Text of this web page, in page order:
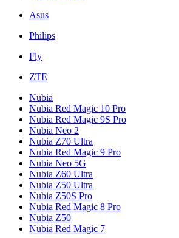
Asus
Philips
Fly
ZTE
Nubia
Nubia Red Magic 10 Pro
Nubia Red Magic 9S Pro
Nubia Neo 2
Nubia Z70 Ultra
Nubia Red Magic 9 Pro
Nubia Neo 5G
Nubia Z60 Ultra
Nubia Z50 Ultra
Nubia Z50S Pro
Nubia Red Magic 8 Pro
Nubia Z50
Nubia Red Magic 7